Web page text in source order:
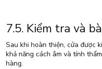
7.5. Kiểm tra và
Sau khi hoàn thiện, cửa được
khả năng cách âm và tính
hàng.